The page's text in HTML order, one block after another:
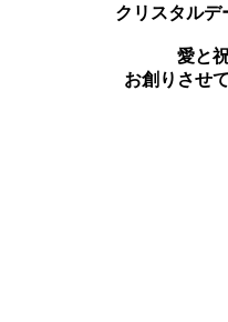
クリスタルデ
愛と
お創りさせ